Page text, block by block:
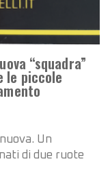
“squadra”
le piccole
Un
di due ruote